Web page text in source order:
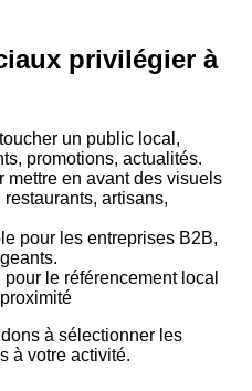
privilégier à
un public local,
promotions, actualités.
mettre en avant des visuels
artisans,
pour les entreprises B2B,
pour le référencement local
à sélectionner les
à votre activité.